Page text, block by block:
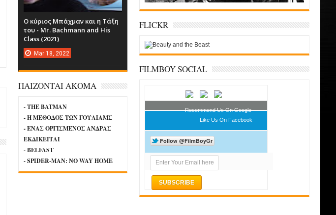
FLICKR
FILMBOY SOCIAL
Recommend Us On Google
Like Us On Facebook
Ο κύριος Μπάχμαν και η Τάξη
του - Mr. Bachmann and His
Class (2021)
Mar 18, 2022
ΠΑΙΖΟΝΤΑΙ ΑΚΟΜΑ
- THE BATMAN
- Η ΜΕΘΟΔΟΣ ΤΩΝ ΓΟΥΛΙΑΜΣ
- ΕΝΑΣ ΟΡΓΙΣΜΕΝΟΣ ΑΝΔΡΑΣ
ΕΚΔΙΚΕΙΤΑΙ
- BELFAST
- SPIDER-MAN: NO WAY HOME